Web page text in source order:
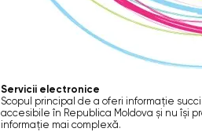
Servicii electronice
Scopul principal de a oferi informaţie
accesibile în Republica Moldova și nu își
informaţie mai complexă.